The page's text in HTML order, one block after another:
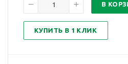
В
КУПИТЬ В 1 КЛИК